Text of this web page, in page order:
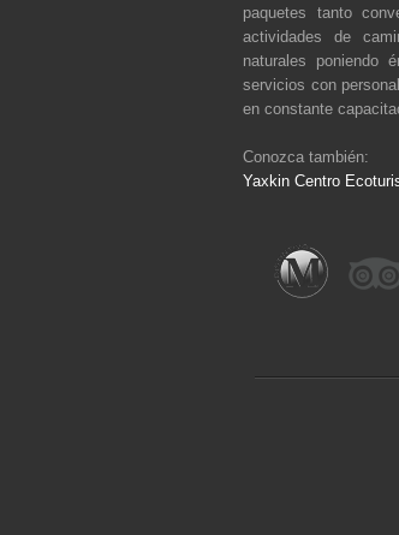
paquetes tanto
actividades de
naturales poniendo
servicios con
en constante
Conozca también:
Yaxkin Centro